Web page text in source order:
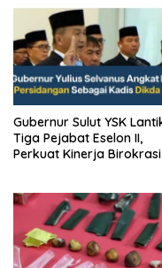
Gubernur Sulut YSK Lantik
Tiga Pejabat Eselon II,
Perkuat Kinerja Birokrasi